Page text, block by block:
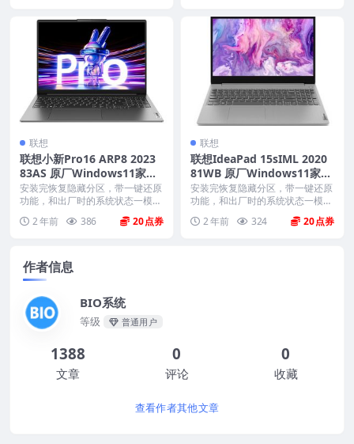
联想
联想小新Pro16 ARP8 2023
83AS 原厂Windows11家庭
版 oem系统镜像下载
安装完恢复隐藏分区，带一键还原
功能，和出厂时的系统状态一模一
2 年前 386 20
联想
联想IdeaPad 15sIML 2020
81WB 原厂Windows11家庭
版 oem系统镜像下载
安装完恢复隐藏分区，带一键还原
功能，和出厂时的系统状态一模一
2 年前 324 20
作者信息
BIO系统
等级 普通用户
1388
文章
0
评论
0
收藏
查看作者其他文章